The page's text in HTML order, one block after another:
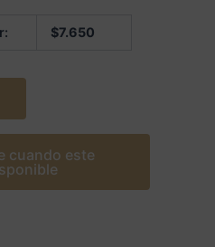
$7.650
cuando este